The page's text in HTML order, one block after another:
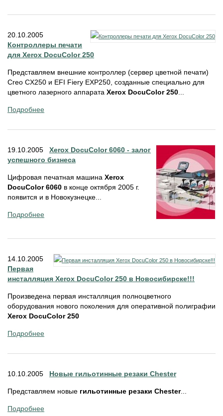
20.10.2005
Контроллеры печати
для Xerox DocuColor 250
Представляем внешние контроллер (сервер цветной печати)
Creo CX250 и EFI Fiery EXP250, созданные специально для
цветного лазерного аппарата Xerox DocuColor 250
Подробнее
19.10.2005 Xerox DocuColor 6060 - залог
успешного бизнеса
Цифровая печатная машина Xerox
DocuColor 6060 в конце октября 2005 г.
появится и в Новокузнецке...
Подробнее
14.10.2005
Первая
инсталляция Xerox DocuColor 250 в Новосибирске!!!
Произведена первая инсталляция полноцветного
оборудования нового поколения для оперативной полиграфии
Xerox DocuColor 250
Подробнее
10.10.2005 Новые гильотинные резаки Chester
Представляем новые гильотинные резаки Chester...
Подробнее